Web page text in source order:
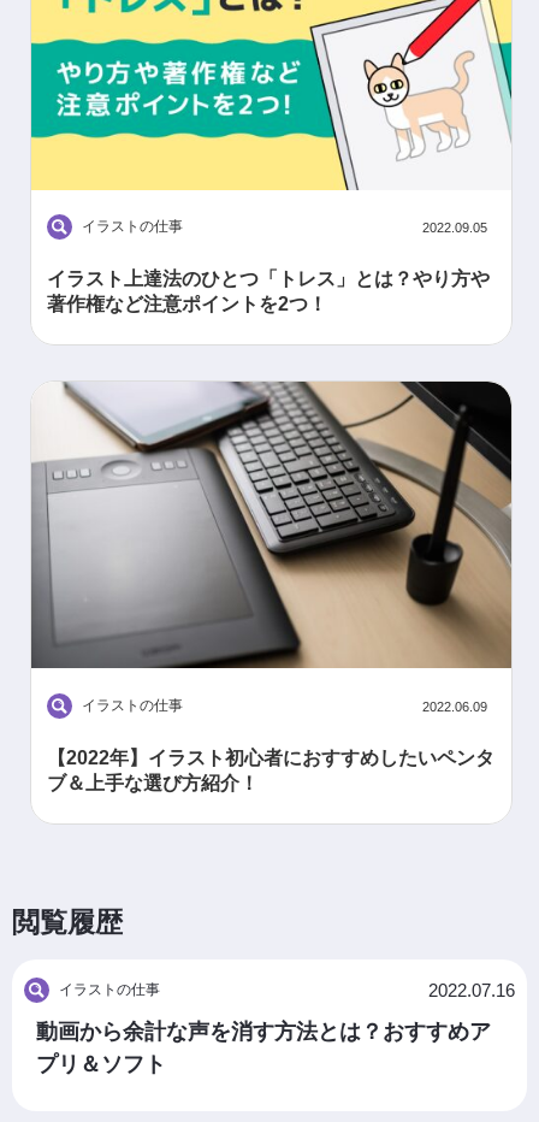
イラストの仕事 2022.09.05
イラスト上達法のひとつ「トレス」とは？やり方や
著作権など注意ポイントを2つ！
イラストの仕事 2022.06.09
【2022年】イラスト初心者におすすめしたいペンタ
ブ＆上手な選び方紹介！
閲覧履歴
イラストの仕事 2022.07.16
動画から余計な声を消す方法とは？おすすめア
プリ＆ソフト